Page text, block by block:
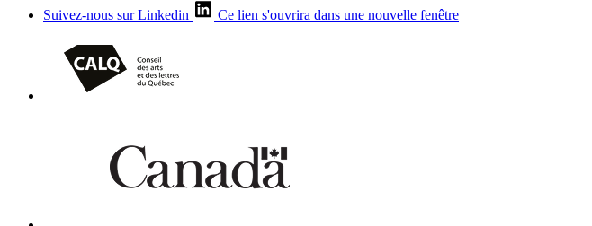
Suivez-nous sur Linkedin
Ce lien s'ouvrira dans une nouvelle fenêtre